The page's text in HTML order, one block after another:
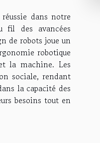
dans notre
fil des avancées
de robots joue un
robotique
la machine. Les
sociale, rendant
la capacité des
besoins tout en